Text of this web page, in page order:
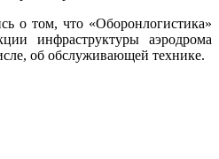
о том, что «Оборонлогистика»
инфраструктуры аэродрома
об обслуживающей технике.